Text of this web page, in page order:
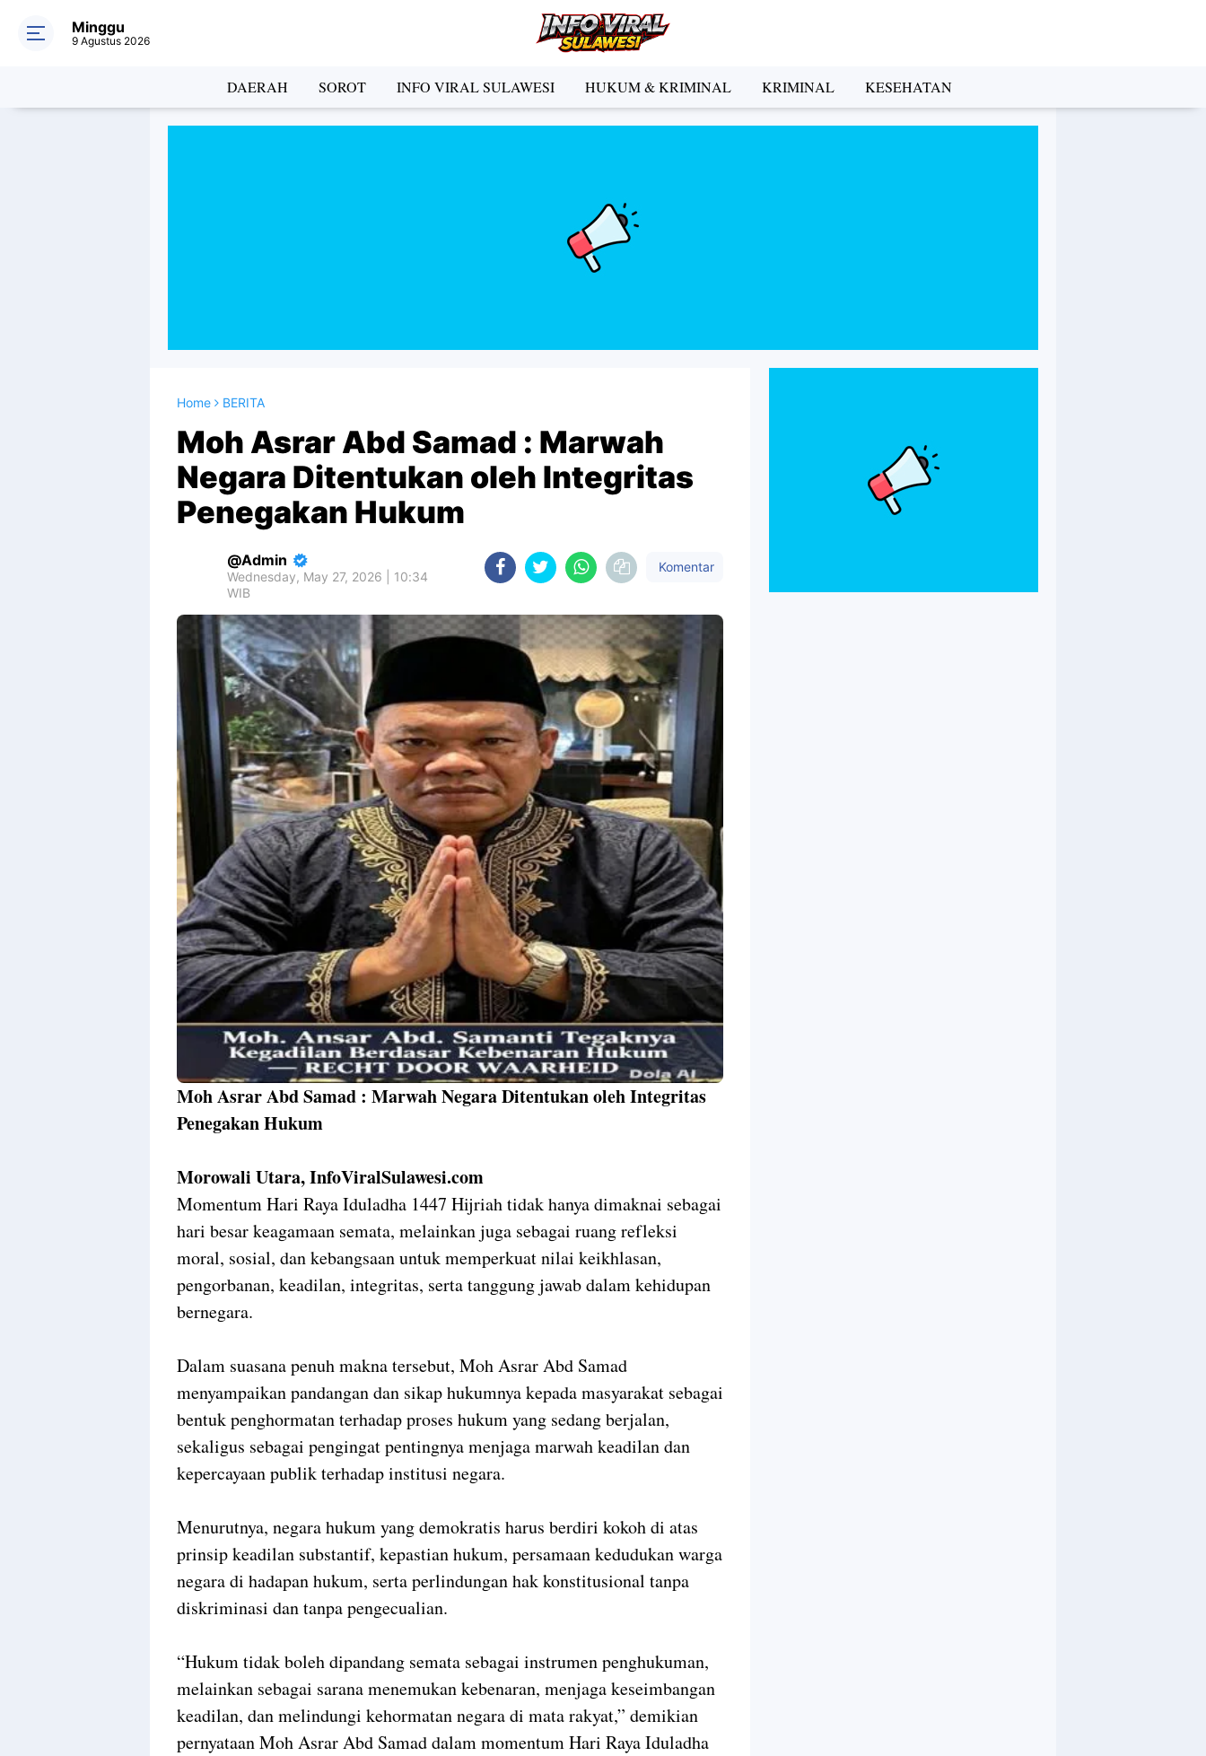
Minggu
9 Agustus 2026
DAERAH SOROT INFO VIRAL SULAWESI HUKUM & KRIMINAL KRIMINAL KESEHATAN
Home BERITA
Moh Asrar Abd Samad : Marwah
Negara Ditentukan oleh Integritas
Penegakan Hukum
Admin
Wednesday, May 27, 2026 | 10:34
WIB
Komentar
Moh Asrar Abd Samad : Marwah Negara Ditentukan oleh Integritas
Penegakan Hukum
Morowali Utara, InfoViralSulawesi.com
Momentum Hari Raya Iduladha 1447 Hijriah tidak hanya dimaknai sebagai
hari besar keagamaan semata, melainkan juga sebagai ruang refleksi
moral, sosial, dan kebangsaan untuk memperkuat nilai keikhlasan,
pengorbanan, keadilan, integritas, serta tanggung jawab dalam kehidupan
bernegara.
Dalam suasana penuh makna tersebut, Moh Asrar Abd Samad
menyampaikan pandangan dan sikap hukumnya kepada masyarakat sebagai
bentuk penghormatan terhadap proses hukum yang sedang berjalan,
sekaligus sebagai pengingat pentingnya menjaga marwah keadilan dan
kepercayaan publik terhadap institusi negara.
Menurutnya, negara hukum yang demokratis harus berdiri kokoh di atas
prinsip keadilan substantif, kepastian hukum, persamaan kedudukan warga
negara di hadapan hukum, serta perlindungan hak konstitusional tanpa
diskriminasi dan tanpa pengecualian.
“Hukum tidak boleh dipandang semata sebagai instrumen penghukuman,
melainkan sebagai sarana menemukan kebenaran, menjaga keseimbangan
keadilan, dan melindungi kehormatan negara di mata rakyat,” demikian
pernyataan Moh Asrar Abd Samad dalam momentum Hari Raya Iduladha